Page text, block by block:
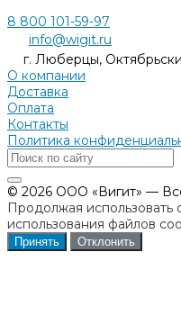
8 800 101-59-97
info@wigit.ru
г. Люберцы,
О компании
Доставка
Оплата
Контакты
Политика
© 2026 ООО «Вигит» —
Продолжая использовать
использования файлов
Принять Отклонить